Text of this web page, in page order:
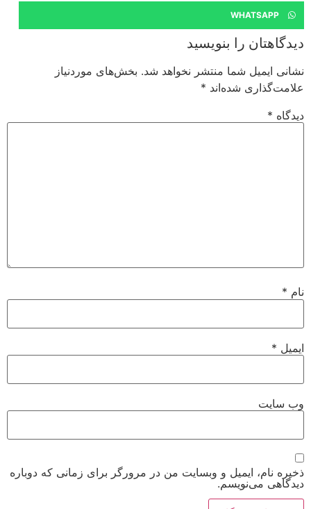
WHATSAPP
دیدگاهتان را بنویسید
نشانی ایمیل شما منتشر نخواهد شد. بخش‌های موردنیاز
علامت‌گذاری شده‌اند*
دیدگاه*
نام*
ایمیل*
وب‌ سایت
ذخیره نام، ایمیل و وبسایت من در مرورگر برای زمانی که دوباره
دیدگاهی می‌نویسم.